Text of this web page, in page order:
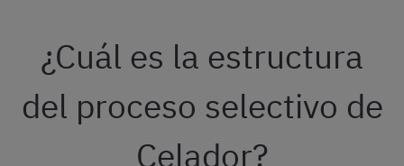
¿Cuál es la estructura
del proceso selectivo de
Celador?